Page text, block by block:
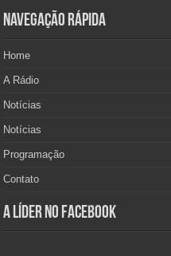
Navegação Rápida
Home
A Rádio
Notícias
Notícias
Programação
Contato
A Líder no Facebook